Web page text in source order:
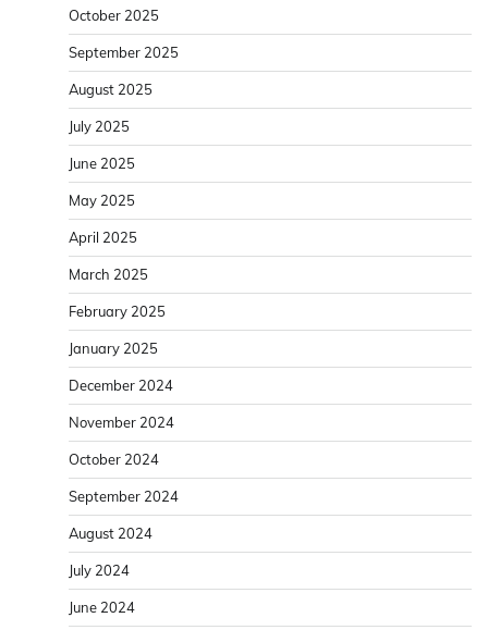
October 2025
September 2025
August 2025
July 2025
June 2025
May 2025
April 2025
March 2025
February 2025
January 2025
December 2024
November 2024
October 2024
September 2024
August 2024
July 2024
June 2024